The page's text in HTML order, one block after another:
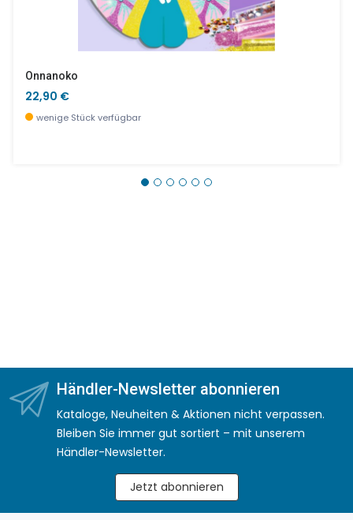
Onnanoko
22,90 €
wenige Stück verfügbar
Händler-Newsletter abonnieren
Kataloge, Neuheiten & Aktionen nicht verpassen.
Bleiben Sie immer gut sortiert – mit unserem
Händler-Newsletter.
Jetzt abonnieren